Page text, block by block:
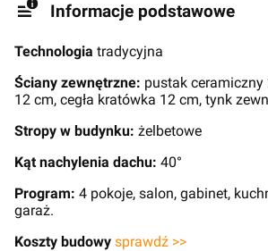
Informacje podstawowe
Technologia tradycyjna
Ściany zewnętrzne: pustak
12 cm, cegła kratówka 12 cm, tynk
Stropy w budynku: żelbetowe
Kąt nachylenia dachu: 40°
Program: 4 pokoje, salon, gabinet,
garaż.
Koszty budowy sprawdź >>